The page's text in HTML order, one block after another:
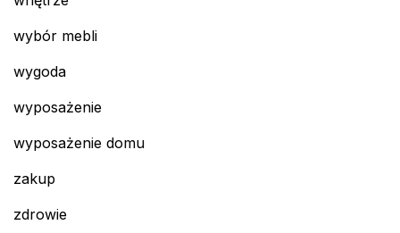
wybór mebli
wygoda
wyposażenie
wyposażenie domu
zakup
zdrowie